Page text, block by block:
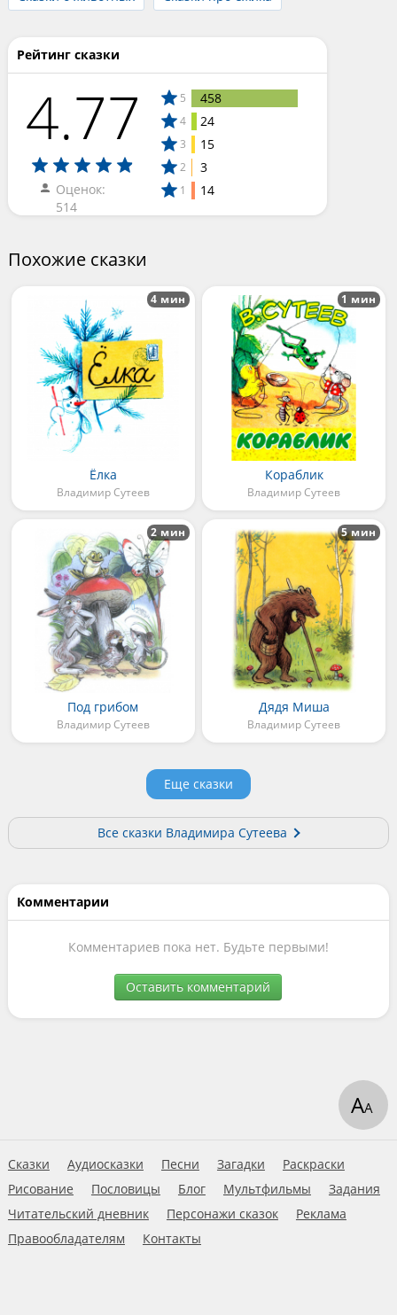
Рейтинг сказки
4.77
Оценок:
514
5 458
4 24
3 15
2 3
1 14
Похожие сказки
Ёлка
Владимир Сутеев
4 мин
Кораблик
Владимир Сутеев
1 мин
Под грибом
Владимир Сутеев
2 мин
Дядя Миша
Владимир Сутеев
5 мин
Еще сказки
Все сказки Владимира Сутеева
Комментарии
Комментариев пока нет. Будьте первыми!
Оставить комментарий
Сказки Аудиосказки Песни Загадки
Раскраски
Рисование
Пословицы Блог Мультфильмы
Задания
Читательский дневник
Персонажи сказок
Реклама
Правообладателям
Контакты
АА